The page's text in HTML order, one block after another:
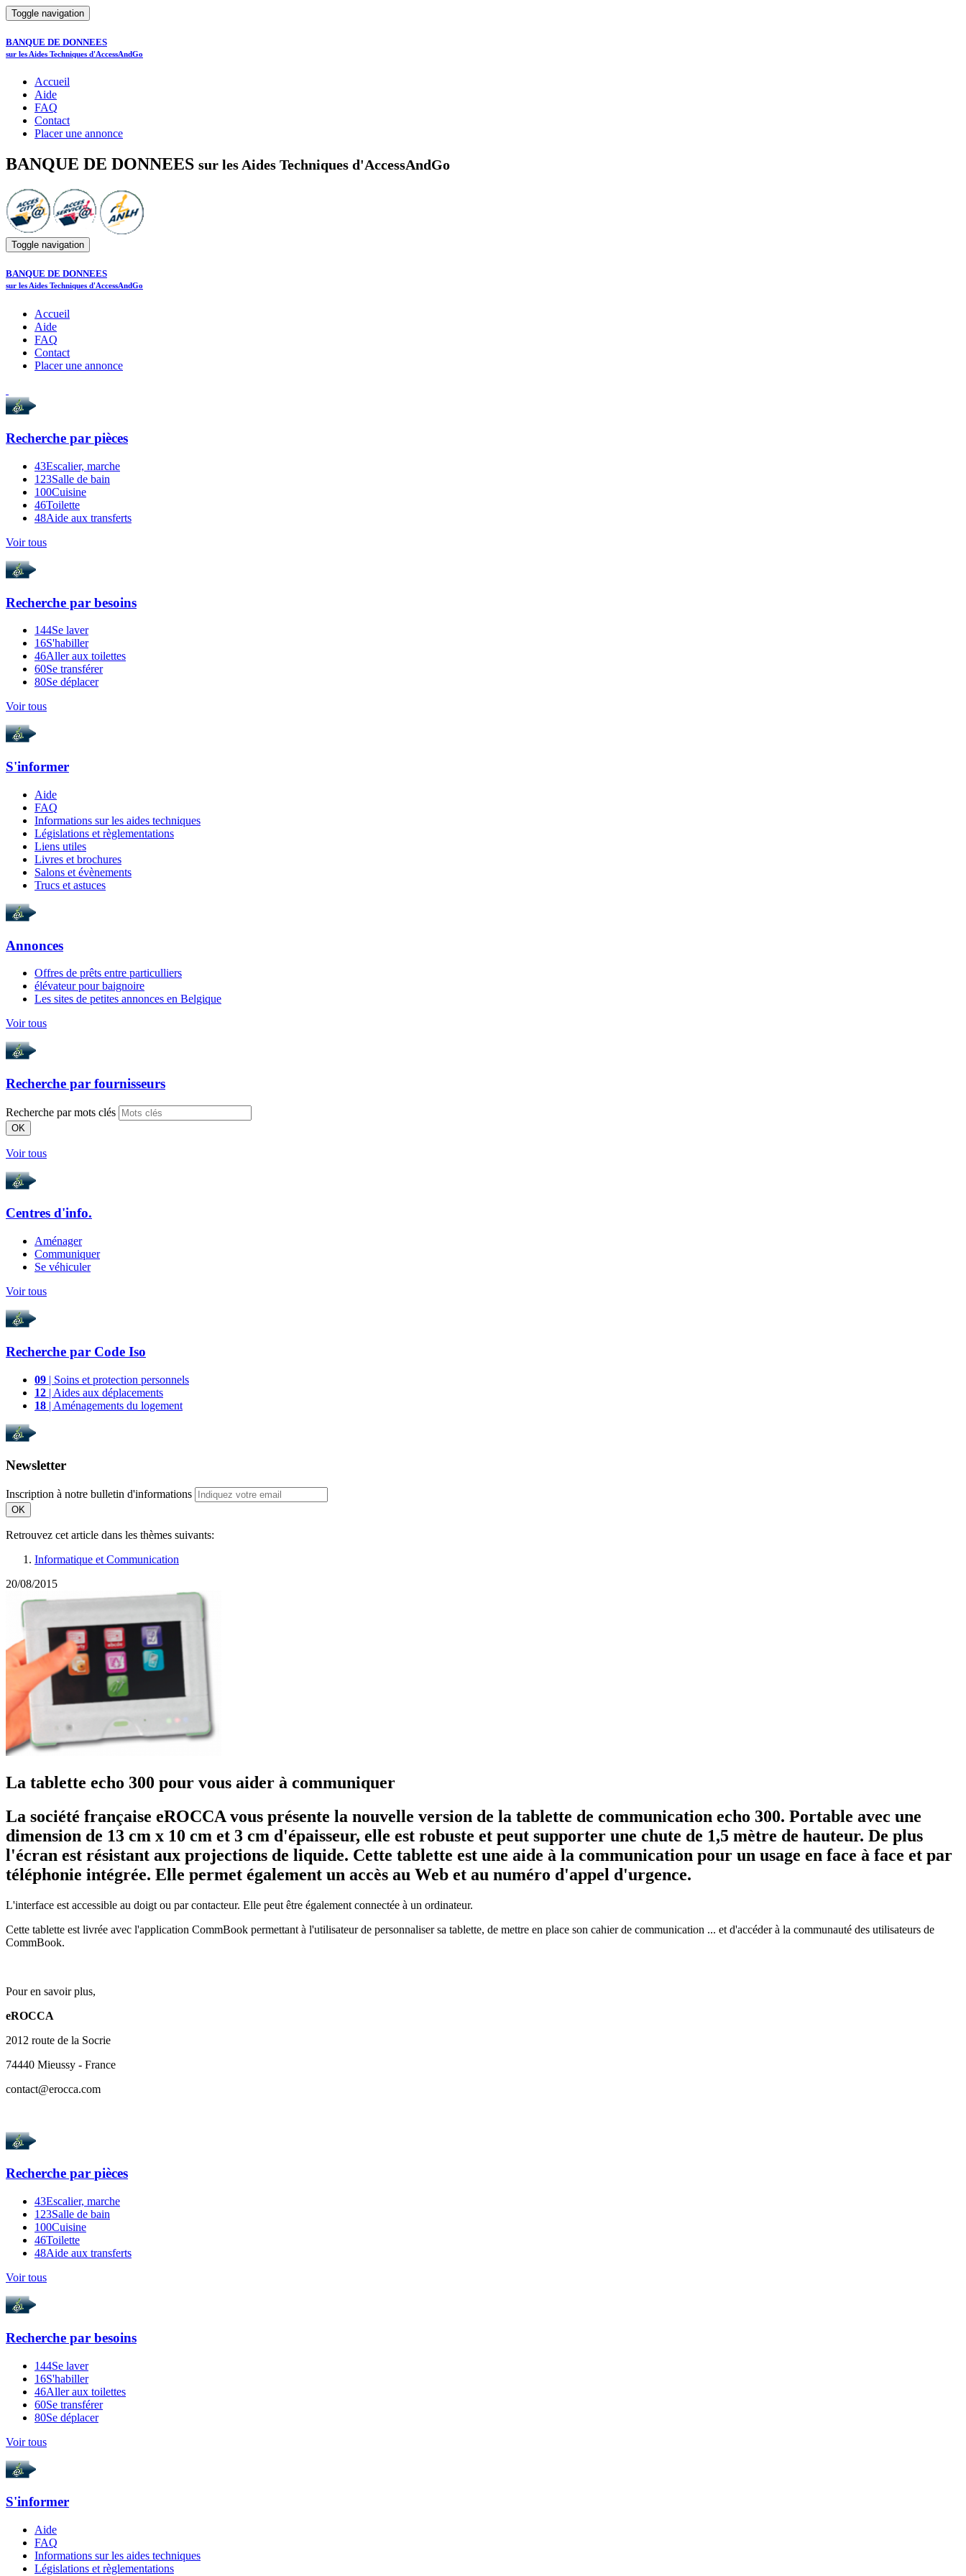
Toggle navigation
BANQUE DE DONNEES
sur les Aides Techniques d'AccessAndGo
Accueil
Aide
FAQ
Contact
Placer une annonce
BANQUE DE DONNEES sur les Aides Techniques d'AccessAndGo
Toggle navigation
BANQUE DE DONNEES
sur les Aides Techniques d'AccessAndGo
Accueil
Aide
FAQ
Contact
Placer une annonce
Recherche par pièces
43Escalier, marche
123Salle de bain
100Cuisine
46Toilette
48Aide aux transferts
Voir tous
Recherche par besoins
144Se laver
16S'habiller
46Aller aux toilettes
60Se transférer
80Se déplacer
Voir tous
S'informer
Aide
FAQ
Informations sur les aides techniques
Législations et règlementations
Liens utiles
Livres et brochures
Salons et évènements
Trucs et astuces
Annonces
Offres de prêts entre particulliers
élévateur pour baignoire
Les sites de petites annonces en Belgique
Voir tous
Recherche par fournisseurs
Recherche par mots clés
OK
Voir tous
Centres d'info.
Aménager
Communiquer
Se véhiculer
Voir tous
Recherche par Code Iso
09 | Soins et protection personnels
12 | Aides aux déplacements
18 | Aménagements du logement
Newsletter
Inscription à notre bulletin d'informations
OK
Retrouvez cet article dans les thèmes suivants:
Informatique et Communication
20/08/2015
La tablette echo 300 pour vous aider à communiquer
La société française eROCCA vous présente la nouvelle version de la tablette de communication echo 300. Portable avec une
dimension de 13 cm x 10 cm et 3 cm d'épaisseur, elle est robuste et peut supporter une chute de 1,5 mètre de hauteur. De plus
l'écran est résistant aux projections de liquide. Cette tablette est une aide à la communication pour un usage en face à face et par
téléphonie intégrée. Elle permet également un accès au Web et au numéro d'appel d'urgence.
L'interface est accessible au doigt ou par contacteur. Elle peut être également connectée à un ordinateur.
Cette tablette est livrée avec l'application CommBook permettant à l'utilisateur de personnaliser sa tablette, de mettre en place son cahier de communication ... et d'accéder à la communauté des utilisateurs de
CommBook.
Pour en savoir plus,
eROCCA
2012 route de la Socrie
74440 Mieussy - France
contact@erocca.com
Recherche par pièces
43Escalier, marche
123Salle de bain
100Cuisine
46Toilette
48Aide aux transferts
Voir tous
Recherche par besoins
144Se laver
16S'habiller
46Aller aux toilettes
60Se transférer
80Se déplacer
Voir tous
S'informer
Aide
FAQ
Informations sur les aides techniques
Législations et règlementations